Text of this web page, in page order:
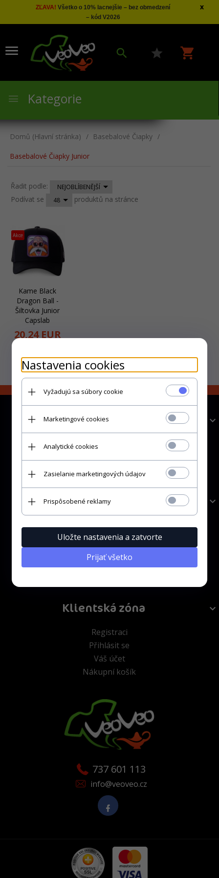
ZĽAVA! Všetko o 10% lacnejšie – bez obmedzení
– kód V2026
x
Kategorie
Domů (Hlavní stránka) Basebalové Čiapky
Basebalové Čiapky Junior
Řadit podle: sortNEJOBLÍBENĚJŠÍ
Podívat se pop48 produktů na stránce
Akce
Kame Black
Dragon Ball -
Šiltovka Junior
Capslab
20,24 EUR
Informace
Kontakt
Ochrana osobních údajů
Pomoci
Vrácení zboží a reklamace
Možnosti platby
Doprava a platba
Odeslání do zahraničí
Klientská zóna
Registraci
Přihlásit se
Váš účet
Nákupní košík
737 601 113
info@veoveo.cz
Nastavenia cookies
Vyžadujú sa súbory cookie
Marketingové cookies
Analytické cookies
Zasielanie marketingových údajov
Prispôsobené reklamy
Uložte nastavenia a zatvorte
Prijať všetko